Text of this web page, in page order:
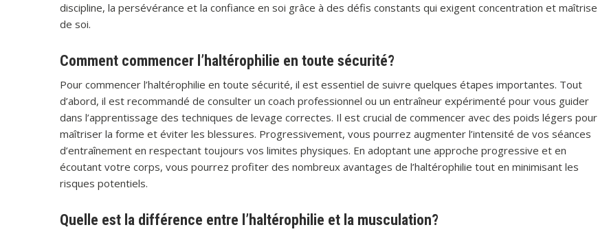
discipline, la persévérance et la confiance en soi grâce à des défis constants qui exigent concentration et maîtrise
de soi.
Comment commencer l’haltérophilie en toute sécurité?
Pour commencer l’haltérophilie en toute sécurité, il est essentiel de suivre quelques étapes importantes. Tout
d’abord, il est recommandé de consulter un coach professionnel ou un entraîneur expérimenté pour vous guider
dans l’apprentissage des techniques de levage correctes. Il est crucial de commencer avec des poids légers pour
maîtriser la forme et éviter les blessures. Progressivement, vous pourrez augmenter l’intensité de vos séances
d’entraînement en respectant toujours vos limites physiques. En adoptant une approche progressive et en
écoutant votre corps, vous pourrez profiter des nombreux avantages de l’haltérophilie tout en minimisant les
risques potentiels.
Quelle est la différence entre l’haltérophilie et la musculation?